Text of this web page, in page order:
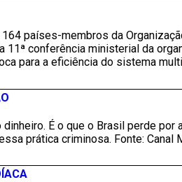
países-membros da
11ª conferência ministerial da
para a eficiência do sistema
É o que o Brasil perde por
prática criminosa. Fonte: Canal